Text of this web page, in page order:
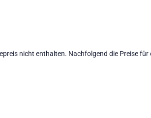
nicht enthalten. Nachfolgend die Preise